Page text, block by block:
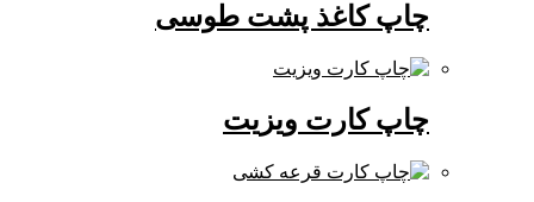
چاپ کاغذ پشت طوسی
چاپ کارت ویزیت